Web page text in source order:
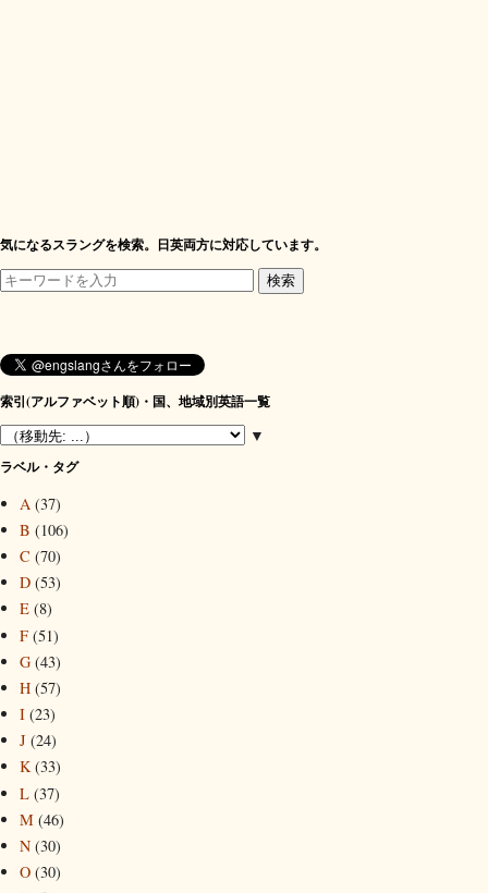
気になるスラングを検索。日英両方に対応しています。
索引(アルファベット順)・国、地域別英語一覧
▼
ラベル・タグ
A (37)
B (106)
C (70)
D (53)
E (8)
F (51)
G (43)
H (57)
I (23)
J (24)
K (33)
L (37)
M (46)
N (30)
O (30)